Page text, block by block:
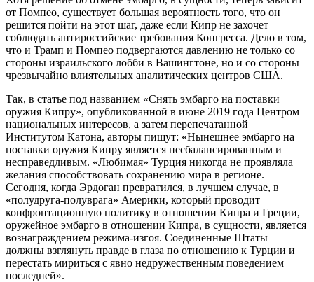
от Помпео, существует большая вероятность того, что он
решится пойти на этот шаг, даже если Кипр не захочет
соблюдать антироссийские требования Конгресса. Дело в том,
что и Трамп и Помпео подвергаются давлению не только со
стороны израильского лобби в Вашингтоне, но и со стороны
чрезвычайно влиятельных аналитических центров США.
Так, в статье под названием «Снять эмбарго на поставки
оружия Кипру», опубликованной в июне 2019 года Центром
национальных интересов, а затем перепечатанной
Институтом Катона, авторы пишут: «Нынешнее эмбарго на
поставки оружия Кипру является несбалансированным и
несправедливым. «Любимая» Турция никогда не проявляла
желания способствовать сохранению мира в регионе.
Сегодня, когда Эрдоган превратился, в лучшем случае, в
«полудруга-полуврага» Америки, который проводит
конфронтационную политику в отношении Кипра и Греции,
оружейное эмбарго в отношении Кипра, в сущности, является
вознаграждением режима-изгоя. Соединенные Штаты
должны взглянуть правде в глаза по отношению к Турции и
перестать мириться с явно недружественным поведением
последней».